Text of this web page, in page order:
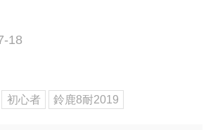
をまるっとご紹介！はじめての人
も待ちわびたファンもまずはこち
18
初心者 鈴鹿8耐2019